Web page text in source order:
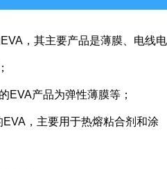
，其主要产品是薄膜、电线电
EVA产品为弹性薄膜等；
，主要用于热熔粘合剂和涂